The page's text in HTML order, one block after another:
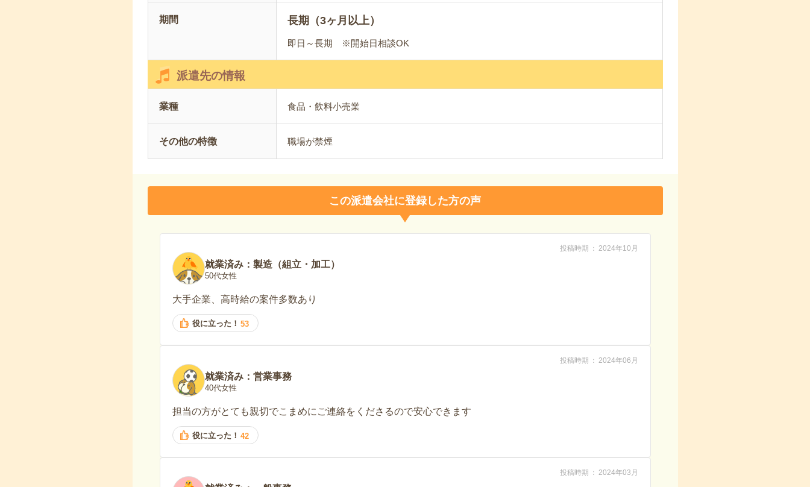
期間 長期（3ヶ月以上）
即日～長期 ※開始日相談OK
派遣先の情報
業種 食品・飲料小売業
その他の特徴 職場が禁煙
この派遣会社に登録した方の声
投稿時期 2024年10月
就業済み：製造（組立・加工）
50代女性
大手企業、高時給の案件多数あり
役に立った！ 53
投稿時期 2024年06月
就業済み：営業事務
40代女性
担当の方がとても親切でこまめにご連絡をくださるので安心できます
役に立った！ 42
投稿時期 2024年03月